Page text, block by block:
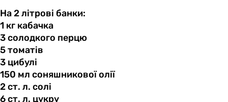
На 2 літрові банки:
1 кг кабачка
3 солодкого перцю
5 томатів
3 цибулі
150 мл соняшниковоїолії
2 ст. л. солі
6 ст. л. цукру